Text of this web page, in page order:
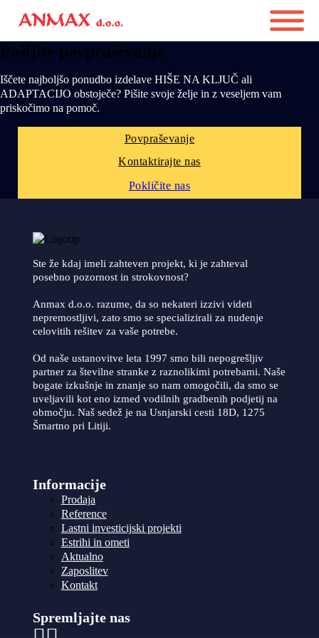
Pošljite povpraševanje
Iščete najboljšo ponudbo izdelave HIŠE NA KLJUČ ali
ADAPTACIJO obstoječe? Pišite svoje želje in z veseljem vam
priskočimo na pomoč.
Povpraševanje
Kontaktirajte nas
Pokličite nas
Ste že kdaj imeli zahteven projekt, ki je zahteval
posebno pozornost in strokovnost?
Anmax d.o.o. razume, da so nekateri izzivi videti
nepremostljivi, zato smo se specializirali za nudenje
celovitih rešitev za vaše potrebe.
Od naše ustanovitve leta 1997 smo bili nepogrešljiv
partner za številne stranke z raznolikimi potrebami. Naše
bogate izkušnje in znanje so nam omogočili, da smo se
uveljavili kot eno izmed vodilnih gradbenih podjetij na
območju. Naš sedež je na Usnjarski cesti 18D, 1275
Šmartno pri Litiji.
Informacije
Prodaja
Reference
Lastni investicijski projekti
Estrihi in ometi
Aktualno
Zaposlitev
Kontakt
Spremljajte nas